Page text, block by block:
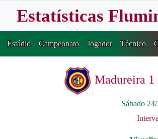
Estatísticas
Estádio Campeonato Jogador Técnico
Madureira 1
Sábado